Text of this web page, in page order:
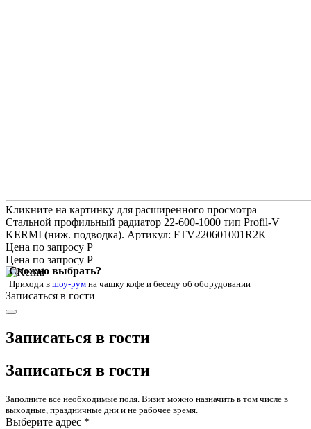
Кликните на картинку для расширенного просмотра
Стальной профильный радиатор 22-600-1000 тип Profil-V
KERMI (ниж. подводка). Артикул: FTV220601001R2K
Цена по запросу Р
Цена по запросу Р
Сложно выбрать?
Приходи в шоу-рум на чашку кофе и беседу об оборудовании
Записаться в гости
Записаться в гости
Записаться в гости
Заполните все необходимые поля. Визит можно назначить в том числе в
выходные, праздничные дни и не рабочее время.
Выберите адрес *